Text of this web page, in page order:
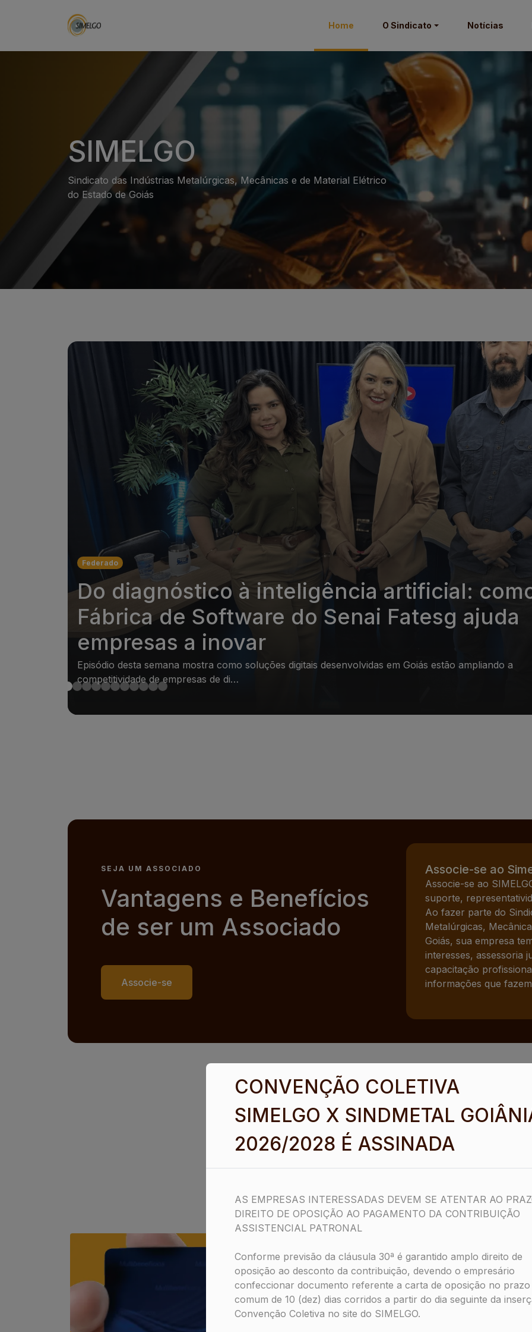
Home O Sindicato Notícias
SIMELGO
Sindicato das Indústrias Metalúrgicas, Mecânicas e de Material Elétrico
do Estado de Goiás
Federado
Do diagnóstico à inteligência artificial:
Fábrica de Software do Senai Fatesg ajuda
empresas a inovar
Episódio desta semana mostra como soluções digitais desenvolvidas em Goiás estão ampliando a
competitividade de empresas de di…
CONVENÇÃO COLETIVA
SIMELGO X SINDMETAL
2026/2028 É ASSINADA
AS EMPRESAS INTERESSADAS DEVEM SE ATENTAR AO
DIREITO DE OPOSIÇÃO AO PAGAMENTO DA CONTRIBUIÇÃO
ASSISTENCIAL PATRONAL
Conforme previsão da cláusula 30ª é garantido amplo direito de
oposição ao desconto da contribuição, devendo o empresário
confeccionar documento referente a carta de oposição no prazo
comum de 10 (dez) dias corridos a partir do dia seguinte da
Convenção Coletiva no site do SIMELGO.
SEJA UM ASSOCIADO
Vantagens e Benefícios
de ser um Associado
Associe-se
Associe-se ao
Associe-se ao
suporte,
Ao fazer parte do
Metalúrgicas,
Goiás, sua empresa
interesses, assessoria
capacitação
informações que
Parcerias SIMELGO